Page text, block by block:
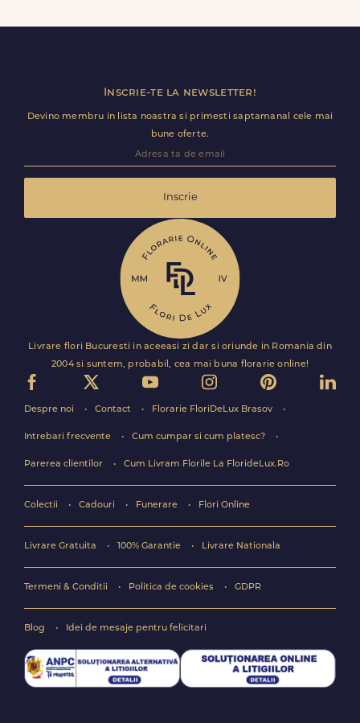
aceeasi zi, in doar cateva ore.
Inscrie-te la newsletter!
Devino membru in lista noastra si primesti saptamanal cele mai
bune oferte.
Inscrie
Livrare flori Bucuresti in aceeasi zi dar si oriunde in Romania din
2004 si suntem, probabil, cea mai buna florarie online!
Despre noi Contact Florarie FloriDeLux Brasov
Intrebari frecvente Cum cumpar si cum platesc?
Parerea clientilor Cum Livram Florile La FlorideLux.Ro
Colectii Cadouri Funerare Flori Online
Livrare Gratuita 100% Garantie Livrare Nationala
Termeni & Conditii Politica de cookies GDPR
Blog Idei de mesaje pentru felicitari